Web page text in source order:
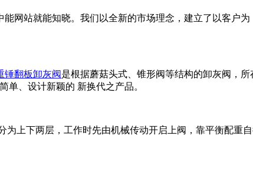
能网站就能知晓。我们以全新的市场理念，建立了以客户
锤翻板卸灰阀是根据蘑菇头式、锥形阀等结构的卸灰阀，
单、设计新颖的 新换代之产品。
上下两层，工作时先由机械传动开启上阀，靠平衡配重